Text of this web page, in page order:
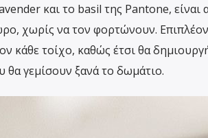
και το basil της Pantone, είναι
χωρίς να τον φορτώνουν.
κάθε τοίχο, καθώς έτσι θα
γεμίσουν ξανά το δωμάτιο.